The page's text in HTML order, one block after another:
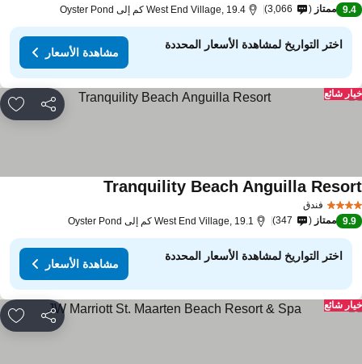
9.4 ممتاز 3,066 West End Village, 19.4 كم إلى Oyster Pond
اختر التواريخ لمشاهدة الأسعار المحددة
مشاهدة الأسعار
مشاركة
شائع
فندق
Tranquility Beach Anguilla
9.9 ممتاز 347 West End Village, 19.1 كم إلى Oyster Pond
اختر التواريخ لمشاهدة الأسعار المحددة
مشاهدة الأسعار
مشاركة
شائع